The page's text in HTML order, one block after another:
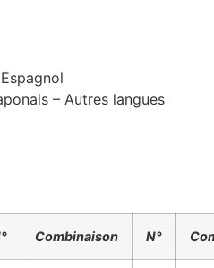
– Autres langues
Combinaison N°